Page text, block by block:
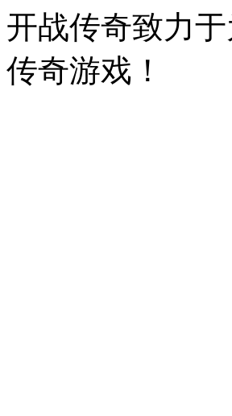
开战传奇致力
传奇游戏！